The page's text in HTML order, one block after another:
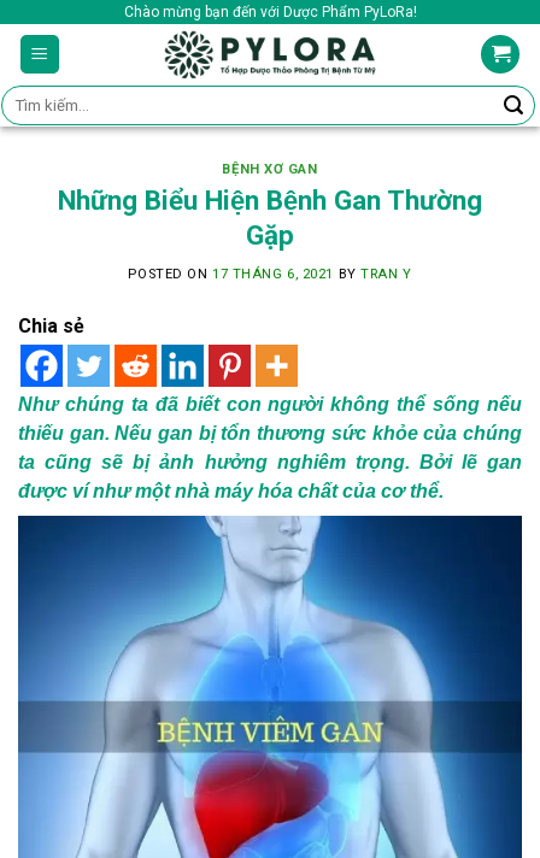
content
Chào mừng bạn đến với Dược Phẩm PyLoRa!
Tìm
kiếm:
BỆNH XƠ GAN
Những Biểu Hiện Bệnh Gan Thường
Gặp
POSTED ON 17 THÁNG 6, 2021 BYTRAN Y
Chia sẻ
Như chúng ta đã biết con người không thể sống nếu
thiếu gan. Nếu gan bị tổn thương sức khỏe của chúng
ta cũng sẽ bị ảnh hưởng nghiêm trọng. Bởi lẽ gan
được ví như một nhà máy hóa chất của cơ thể.